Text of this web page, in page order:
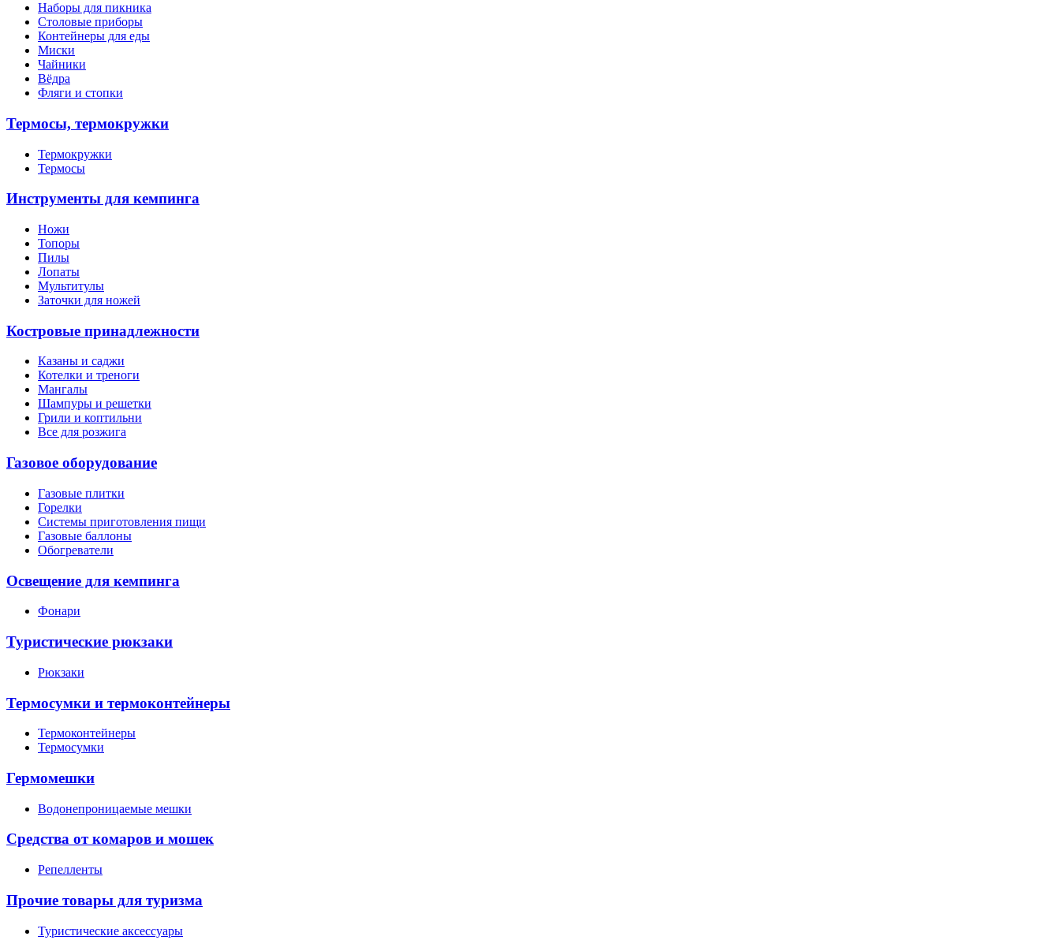
Наборы для пикника
Столовые приборы
Контейнеры для еды
Миски
Чайники
Вёдра
Фляги и стопки
Термосы, термокружки
Термокружки
Термосы
Инструменты для кемпинга
Ножи
Топоры
Пилы
Лопаты
Мультитулы
Заточки для ножей
Костровые принадлежности
Казаны и саджи
Котелки и треноги
Мангалы
Шампуры и решетки
Грили и коптильни
Все для розжига
Газовое оборудование
Газовые плитки
Горелки
Системы приготовления пищи
Газовые баллоны
Обогреватели
Освещение для кемпинга
Фонари
Туристические рюкзаки
Рюкзаки
Термосумки и термоконтейнеры
Термоконтейнеры
Термосумки
Гермомешки
Водонепроницаемые мешки
Средства от комаров и мошек
Репелленты
Прочие товары для туризма
Туристические аксессуары